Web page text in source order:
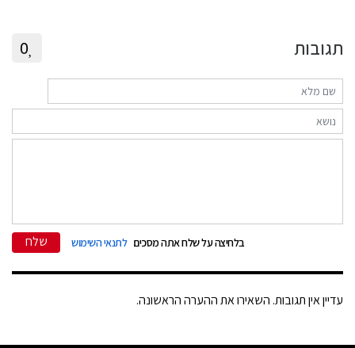
תגובות 0
בלחיצה על שלח אתה מסכים לתנאי השימוש שלח
עדיין אין תגובות. השאירו את ההערה הראשונה.